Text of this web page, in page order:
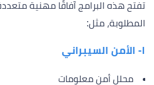
تفتح هذه البرامج آفاقًا مهنية
المطلوبة، مثل:
١- الأمن السيبراني
محلل أمن معلومات